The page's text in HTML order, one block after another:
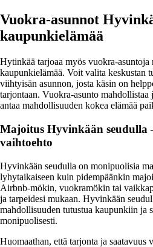
Vuokra-asunnot
kaupunkielämää
Hytinkää tarjoaa myös vuokra-
kaupunkielämää. Voit valita keskustan
viihtyisän asunnon, josta käsin on
tarjontaan. Vuokra-asunto mahdollistaa
antaa mahdollisuuden kokea elämää
Majoitus Hyvinkään seudulla
vaihtoehto
Hyvinkään seudulla on monipuolisia
lyhytaikaiseen kuin pidempäänkin
Airbnb-mökin, vuokramökin tai
ja tarpeidesi mukaan. Hyvinkään
mahdollisuuden tutustua kaupunkiin ja
monipuolisesti.
Huomaathan, että tarjonta ja saatavuus